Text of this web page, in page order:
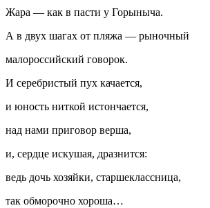
Жара — как в пасти у Горыныча.
А в двух шагах от пляжа — рыночный
малороссийский говорок.
И серебристый пух качается,
и юность ниткой истончается,
над нами приговор верша,
и, сердце искушая, дразнится:
ведь дочь хозяйки, старшеклассница,
так обморочно хороша…